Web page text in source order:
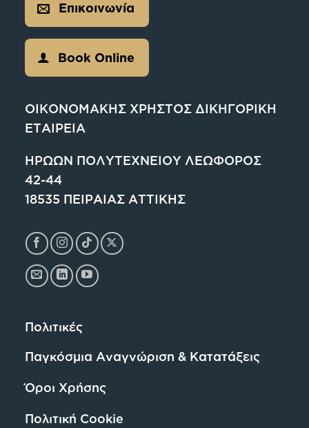
Επικοινωνία
Book Online
ΟΙΚΟΝΟΜΑΚΗΣ ΧΡΗΣΤΟΣ ΔΙΚΗΓΟΡΙΚΗ
ΕΤΑΙΡΕΙΑ
ΗΡΩΩΝ ΠΟΛΥΤΕΧΝΕΙΟΥ ΛΕΩΦΟΡΟΣ
42-44
18535 ΠΕΙΡΑΙΑΣ ΑΤΤΙΚΗΣ
Πολιτικές
Παγκόσμια Αναγνώριση & Κατατάξεις
Όροι Χρήσης
Πολιτική Cookie